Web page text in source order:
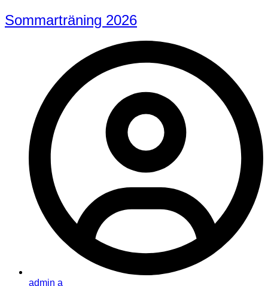
Sommarträning 2026
admin a